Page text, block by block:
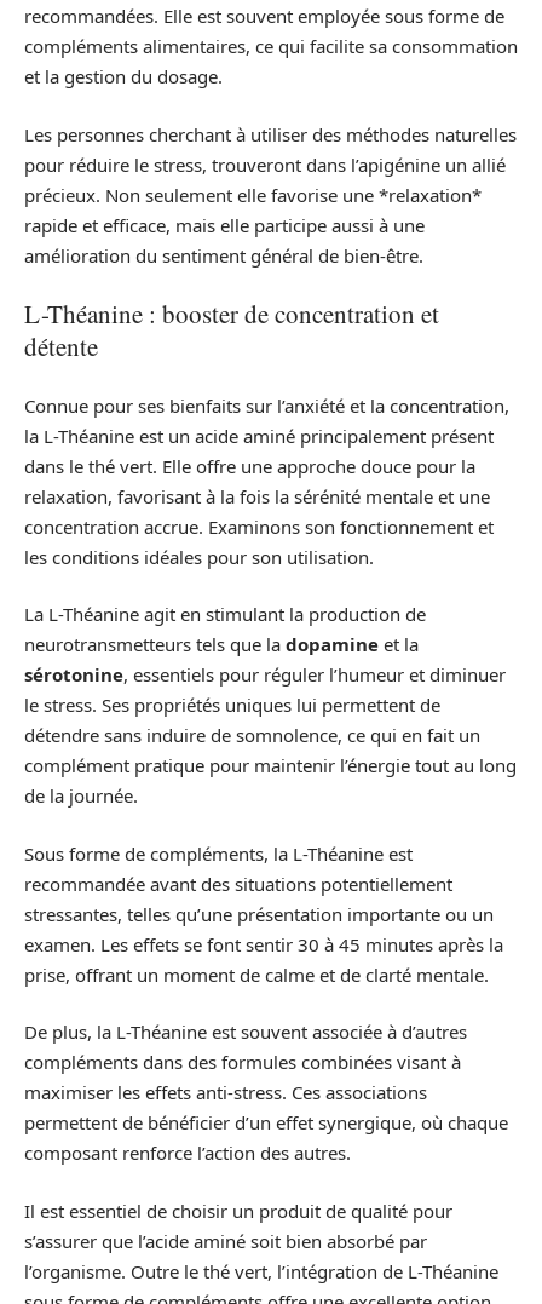
recommandées. Elle est souvent employée sous forme de
compléments alimentaires, ce qui facilite sa consommation
et la gestion du dosage.
Les personnes cherchant à utiliser des méthodes naturelles
pour réduire le stress, trouveront dans l’apigénine un allié
précieux. Non seulement elle favorise une *relaxation*
rapide et efficace, mais elle participe aussi à une
amélioration du sentiment général de bien-être.
L-Théanine : booster de concentration et
détente
Connue pour ses bienfaits sur l’anxiété et la concentration,
la L-Théanine est un acide aminé principalement présent
dans le thé vert. Elle offre une approche douce pour la
relaxation, favorisant à la fois la sérénité mentale et une
concentration accrue. Examinons son fonctionnement et
les conditions idéales pour son utilisation.
La L-Théanine agit en stimulant la production de
neurotransmetteurs tels que la dopamine et la
sérotonine, essentiels pour réguler l’humeur et diminuer
le stress. Ses propriétés uniques lui permettent de
détendre sans induire de somnolence, ce qui en fait un
complément pratique pour maintenir l’énergie tout au long
de la journée.
Sous forme de compléments, la L-Théanine est
recommandée avant des situations potentiellement
stressantes, telles qu’une présentation importante ou un
examen. Les effets se font sentir 30 à 45 minutes après la
prise, offrant un moment de calme et de clarté mentale.
De plus, la L-Théanine est souvent associée à d’autres
compléments dans des formules combinées visant à
maximiser les effets anti-stress. Ces associations
permettent de bénéficier d’un effet synergique, où chaque
composant renforce l’action des autres.
Il est essentiel de choisir un produit de qualité pour
s’assurer que l’acide aminé soit bien absorbé par
l’organisme. Outre le thé vert, l’intégration de L-Théanine